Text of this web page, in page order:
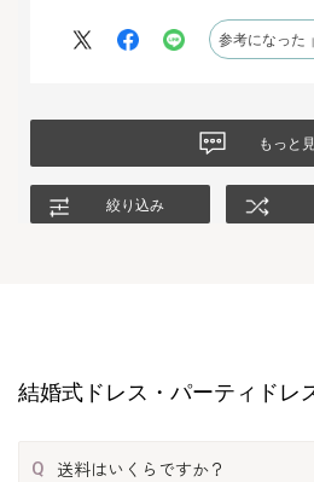
は、生地もデザインも大満足、これか
参考になった
もっと
絞り込み
結婚式ドレス・パーティドレ
Q 送料はいくらですか？